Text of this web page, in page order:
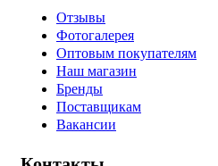
Отзывы
Фотогалерея
Оптовым покупателям
Наш магазин
Бренды
Поставщикам
Вакансии